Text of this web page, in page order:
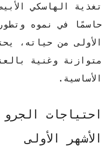
تغذية الهاسكي
حاسمًا في نموه
الأولى من حياته،
متوازنة وغنية
الأساسية.
احتياجات
الأشهر الأولى